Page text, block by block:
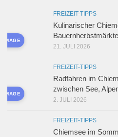
IMAGE
FREIZEIT-TIPPS
Kulinarischer
21. JULI 2026
IMAGE
FREIZEIT-TIPPS
Radfahren im
zwischen See,
2. JULI 2026
FREIZEIT-TIPPS
Chiemsee im